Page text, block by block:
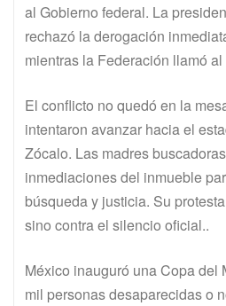
al Gobierno federal. La
rechazó la derogación
mientras la Federación llamó
El conflicto no quedó en la
intentaron avanzar hacia el
Zócalo. Las madres
inmediaciones del inmueble
búsqueda y justicia. Su
sino contra el silencio oficial..
México inauguró una Copa del
mil personas desaparecidas o